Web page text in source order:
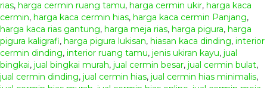
rias, harga cermin ruang tamu, harga cermin ukir, harga kaca
cermin, harga kaca cermin hias, harga kaca cermin Panjang,
harga kaca rias gantung, harga meja rias, harga pigura, harga
pigura kaligrafi, harga pigura lukisan, hiasan kaca dinding, interior
cermin dinding, interior ruang tamu, jenis ukiran kayu, jual
bingkai, jual bingkai murah, jual cermin besar, jual cermin bulat,
jual cermin dinding, jual cermin hias, jual cermin hias minimalis,